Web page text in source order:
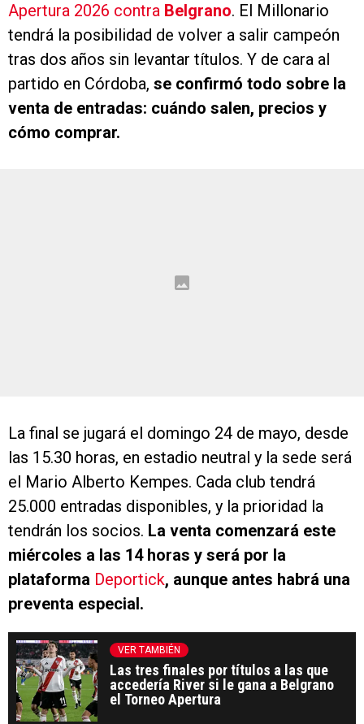
Apertura 2026 contra Belgrano. El Millonario
tendrá la posibilidad de volver a salir campeón
tras dos años sin levantar títulos. Y de cara al
partido en Córdoba, se confirmó todo sobre la
venta de entradas: cuándo salen, precios y
cómo comprar.
La final se jugará el domingo 24 de mayo, desde
las 15.30 horas, en estadio neutral y la sede será
el Mario Alberto Kempes. Cada club tendrá
25.000 entradas disponibles, y la prioridad la
tendrán los socios. La venta comenzará este
miércoles a las 14 horas y será por la
plataforma Deportick, aunque antes habrá una
preventa especial.
VER TAMBIÉN
Las tres finales por títulos a las que
accedería River si le gana a Belgrano
el Torneo Apertura